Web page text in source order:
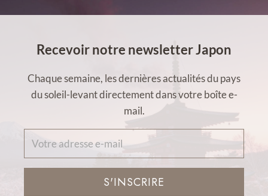
Recevoir notre newsletter Japon
Chaque semaine, les dernières actualités du pays
du soleil-levant directement dans votre boîte e-
mail.
S'INSCRIRE